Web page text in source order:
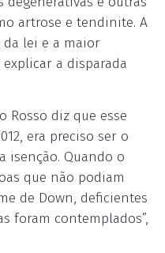
artrose e tendinite. A
da lei e a maior
a disparada
Rosso diz que esse
era preciso ser o
isenção. Quando o
que não podiam
de Down, deficientes
foram contemplados”,